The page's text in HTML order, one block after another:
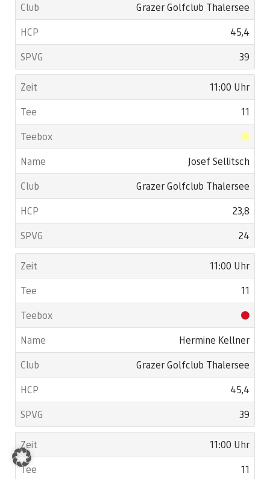
Grazer Golfclub Thalersee
45,4
39
11:00 Uhr
11
Josef Sellitsch
Grazer Golfclub Thalersee
23,8
24
11:00 Uhr
11
Hermine Kellner
Grazer Golfclub Thalersee
45,4
39
11:00 Uhr
11